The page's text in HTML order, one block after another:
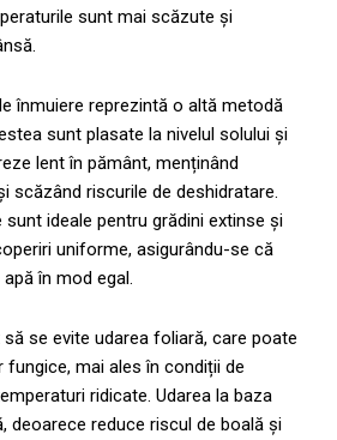
sunt mai scăzute și
înmuiere reprezintă o altă metodă
sunt plasate la nivelul solului și
lent în pământ, menținând
scăzând riscurile de deshidratare.
sunt ideale pentru grădini extinse și
uniforme, asigurându-se că
în mod egal.
se evite udarea foliară, care poate
mai ales în condiții de
ridicate. Udarea la baza
deoarece reduce riscul de boală și